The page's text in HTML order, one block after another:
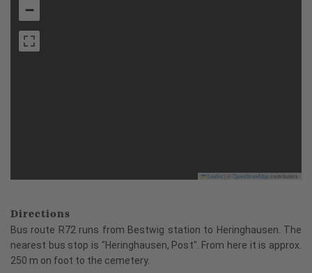
−
Leaflet OpenStreetMapcontributors
Directions
Bus route R72 runs from Bestwig station to Heringhausen. The
nearest bus stop is "Heringhausen, Post". From here it is approx.
250 m on foot to the cemetery.